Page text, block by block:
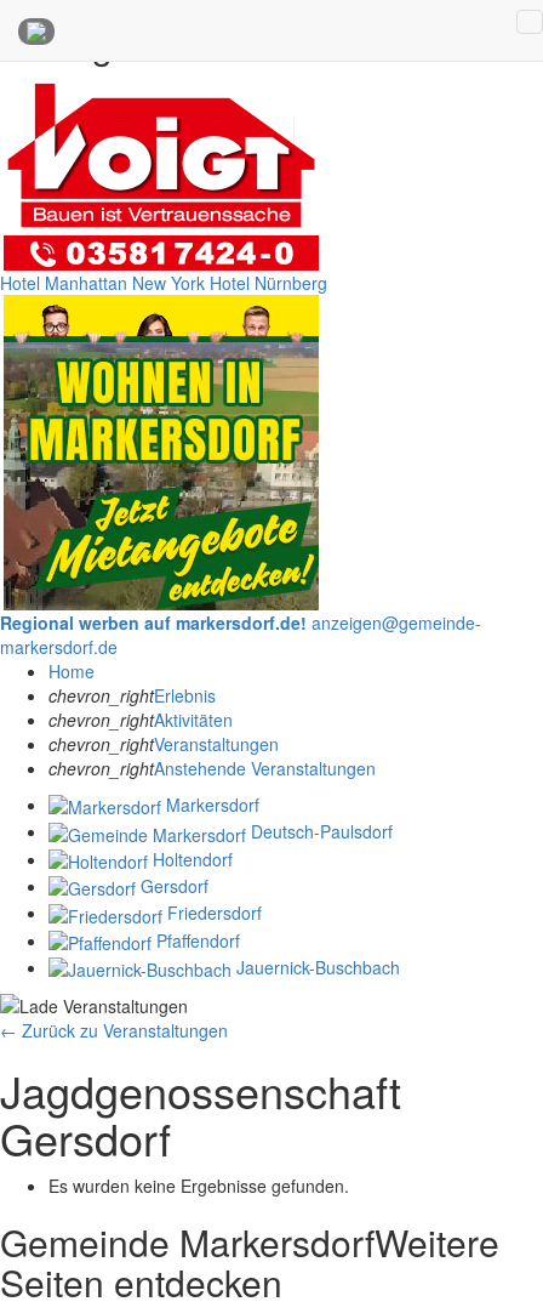
Anzeigen
Hotel Manhattan New York Hotel Nürnberg
Regional werben auf markersdorf.de! anzeigen@gemeinde-
markersdorf.de
Home
chevron_rightErlebnis
chevron_rightAktivitäten
chevron_rightVeranstaltungen
chevron_rightAnstehende Veranstaltungen
Markersdorf
Deutsch-Paulsdorf
Holtendorf
Gersdorf
Friedersdorf
Pfaffendorf
Jauernick-Buschbach
← Zurück zu Veranstaltungen
Jagdgenossenschaft
Gersdorf
Es wurden keine Ergebnisse gefunden.
Gemeinde MarkersdorfWeitere
Seiten entdecken